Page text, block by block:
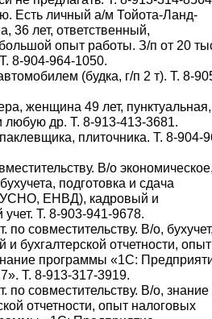
Есть личный а/м Тойота-Ланд-
36 лет, ответственный,
опыт работы. З/п от 20
8-904-964-1050.
(будка, г/п 2 т). Т. 8-
женщина 49 лет,
др. Т. 8-913-413-3681.
плиточника. Т. 8-904-
В/о
подготовка и сдача
(УСНО, ЕНВД), кадровый и
Т. 8-903-941-9678.
по совместительству. В/о,
и бухгалтерской отчетности, опыт
программы «1С:
Т. 8-913-317-3919.
по совместительству. В/о, знание
отчетности, опыт налоговых